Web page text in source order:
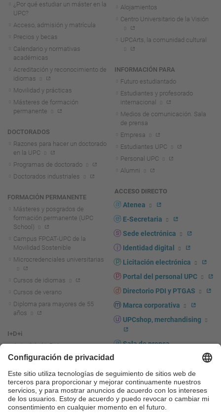
¿Por qué estudiar un máster en la
UPC?
Acceso, admisión y matrícula
Precios y becas
Calendario y normativas
académicas
Acreditación y reconocimiento de
idiomas
Movilidad y prácticas
Másteres de formación
permanente
DOCTORADOS
Razones para hacer un doctorado
en la UPC
Programas de doctorado
Doctorados industriales
FORMACIÓN PERMANENTE
Másteres y posgrados de
formación permanente (UPC
School)
Campus FPCAT-UPC de la
Movilidad Sostenible
Microcredenciales universitarias
Cursos de idiomas
Cursos de verano
Diploma para mayores de 55
años
I+D+i
Actualidad I+D+I
La investigación en la UPC
Fomento y apoyo a la
investigación
La transferencia, el
emprendimiento y la innovación
en la UPC
Alojamientos
Centro Universitario de la Visión
UPCArts, la comunidad cultural
INFORMACIÓN PARA
Futuro estudiantado
Estudiantes y profesorado
internacional
Medios de comunicación. Sala
de prensa
Empresa
Estudiantes UPC
Personal UPC
Alumni
ACCESO DIRECTO
Atenea
E-Secretaria
Sede electrónica
Identidad digital
Licitación electrónica
Portal del personal UPC
Directorio PDI y PTGAS
Marca corporativa
UPCshop, merchandising
Sala de prensa